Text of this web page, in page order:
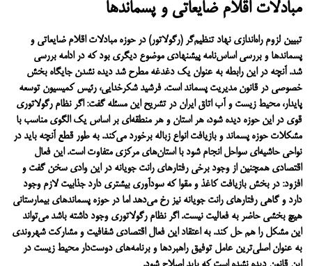
مبادلات اقلام ضایعاتی و پسماندها
تبیین لزوم راه‌اندازی نهاد تنظیم‌گر (رگولاتور) در حوزه مبادلات اقلام ضایعاتی و
پسماندها و بررسی اساس‌نامه پیشنهادی موضوع دیگری بود که در ادامه بررسی
شد.آنچه در این رابطه به عنوان یک دغدغه مطرح شد دیده نشدن جایگاه بخش
خصوصی در قانون مدیریت پسماند است. فرشید شکرخدایی، رئیس کمیسیون توسعه
پایدار، محیط زیست و آب اتاق ایران در تشریح این مسئله گفت: اگر نظام رگولاتوری
قوی در این حوزه دیده شود، هر استان و هر منطقه‌ای بر اساس یک الگوی مناسب با
مشکلات حوزه پسماند و بازیافت انواع زباله برخورد می‌کند. به طور قطع آنچه باید در
نواحی حاشیه‌ای سواحل انجام شود با استان‌های مرکزی متفاوت است.این فعال
اقتصادی همچنین از وجود برخی رفتارهای رانت جویانه در این وادی سخن گفت و
افزود: در بخش بازیافت کاغذ و مقوا که سودآوری بیشتری دارد جذابیت لازم وجود
دارد و گاهی رفتارهای رانت جویانه نیز رخ می‌دهد اما در حوزه پسماندهای بیمارستانی
هیچ بخشی حاضر به فعالیت نیست. اگر نظام رگولاتوری وجود داشته باشد می‌تواند
این مشکل را هم حل کند.به اعتقاد این فعال اقتصادی شفافیت و مشارکت شهروندی
به عنوان اصلی‌ترین عامل توفیق راهبردها و برنامه‌های دوست‌دار محیط زیست در